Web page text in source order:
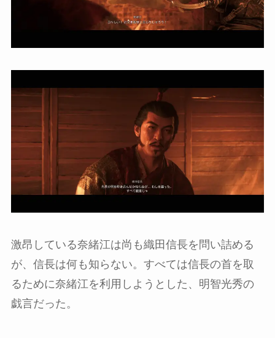
激昂している奈緒江は尚も織田信長を問い詰める
が、信長は何も知らない。すべては信長の首を取
るために奈緒江を利用しようとした、明智光秀の
戯言だった。